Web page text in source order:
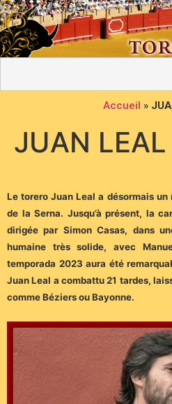
Accueil »
JUAN LEAL
Le torero Juan Leal a désormais
de la Serna. Jusqu’à présent, la
dirigée par Simon Casas, dans
humaine très solide, avec
temporada 2023 aura été
Juan Leal a combattu 21 tardes,
comme Béziers ou Bayonne.